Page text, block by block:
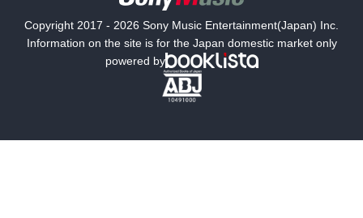
海外小説
ミステリー SF
文学
Copyright 2017 - 2026 Sony Music Entertainment(Japan) Inc.
Information on the site is for the Japan domestic market only
powered by